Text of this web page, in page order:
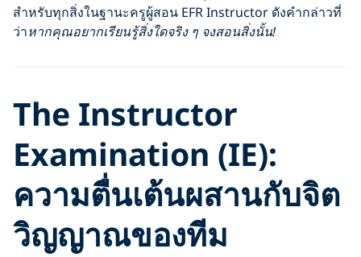
สำหรับทุกสิ่งในฐานะครูผู้สอน EFR Instructor ดังคำกล่าวที่
ว่าหากคุณอยากเรียนรู้สิ่งใดจริง ๆ จงสอนสิ่งนั้น!
The Instructor
Examination (IE):
ความตื่นเต้นผสานกับจิต
วิญญาณของทีม